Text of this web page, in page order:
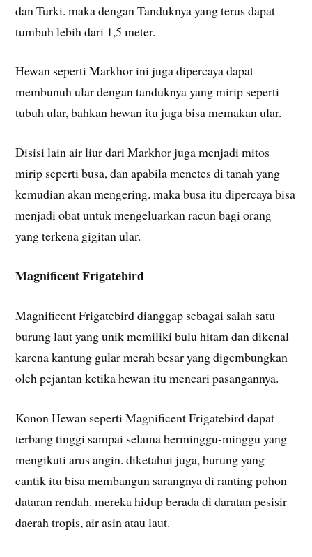
dan Turki. maka dengan Tanduknya yang terus dapat
tumbuh lebih dari 1,5 meter.
Hewan seperti Markhor ini juga dipercaya dapat
membunuh ular dengan tanduknya yang mirip seperti
tubuh ular, bahkan hewan itu juga bisa memakan ular.
Disisi lain air liur dari Markhor juga menjadi mitos
mirip seperti busa, dan apabila menetes di tanah yang
kemudian akan mengering. maka busa itu dipercaya bisa
menjadi obat untuk mengeluarkan racun bagi orang
yang terkena gigitan ular.
Magnificent Frigatebird
Magnificent Frigatebird dianggap sebagai salah satu
burung laut yang unik memiliki bulu hitam dan dikenal
karena kantung gular merah besar yang digembungkan
oleh pejantan ketika hewan itu mencari pasangannya.
Konon Hewan seperti Magnificent Frigatebird dapat
terbang tinggi sampai selama berminggu-minggu yang
mengikuti arus angin. diketahui juga, burung yang
cantik itu bisa membangun sarangnya di ranting pohon
dataran rendah. mereka hidup berada di daratan pesisir
daerah tropis, air asin atau laut.